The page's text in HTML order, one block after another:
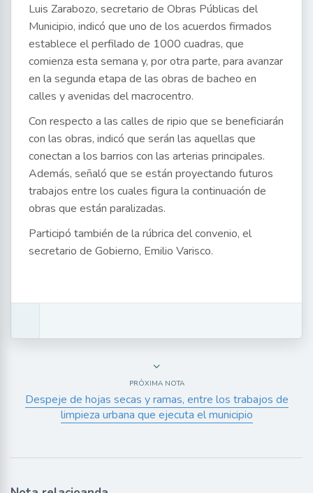
Luis Zarabozo, secretario de Obras Públicas del
Municipio, indicó que uno de los acuerdos firmados
establece el perfilado de 1000 cuadras, que
comienza esta semana y, por otra parte, para avanzar
en la segunda etapa de las obras de bacheo en
calles y avenidas del macrocentro.
Con respecto a las calles de ripio que se beneficiarán
con las obras, indicó que serán las aquellas que
conectan a los barrios con las arterias principales.
Además, señaló que se están proyectando futuros
trabajos entre los cuales figura la continuación de
obras que están paralizadas.
Participó también de la rúbrica del convenio, el
secretario de Gobierno, Emilio Varisco.
PRÓXIMA NOTA
Despeje de hojas secas y ramas, entre los trabajos de
limpieza urbana que ejecuta el municipio